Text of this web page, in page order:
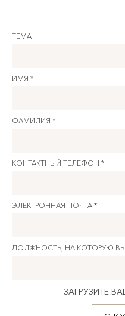
ТЕМА
ИМЯ *
ФАМИЛИЯ *
КОНТАКТНЫЙ ТЕЛЕФОН *
ЭЛЕКТРОННАЯ ПОЧТА *
ДОЛЖНОСТЬ, НА КОТОРУЮ ВЫ
ЗАГРУЗИТЕ